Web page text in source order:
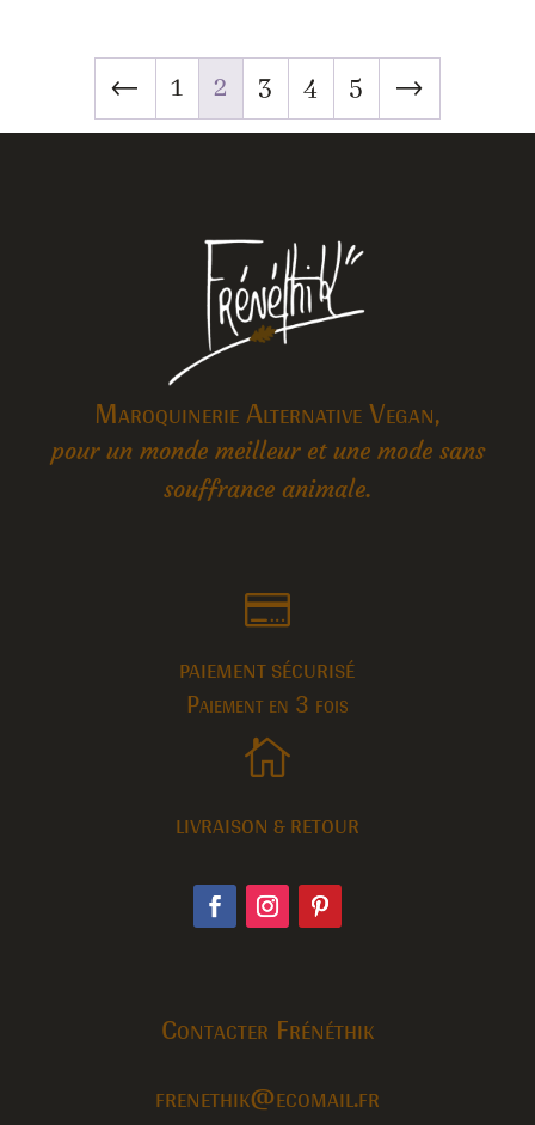
← 1 2 3 4 5 →
Maroquinerie Alternative Vegan,
pour un monde meilleur et une mode sans
souffrance animale.

PAIEMENT SÉCURISÉ
Paiement en 3 fois

LIVRAISON & RETOUR
Contacter Frénéthik
frenethik@ecomail.fr